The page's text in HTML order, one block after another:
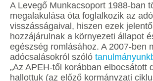
A Levegő Munkacsoport 1988-ban
megalakulása óta foglalkozik az
visszásságaival, hiszen ezek
hozzájárulnak a környezeti állapot
egészség romlásához. A 2007-ben
adócsalásokról szóló
„Az APEH-től korábban elbocsátott
hallottuk (az előző kormányzati